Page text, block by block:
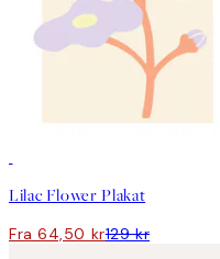
Lilac Flower Plakat
Fra 64,50 kr129 kr